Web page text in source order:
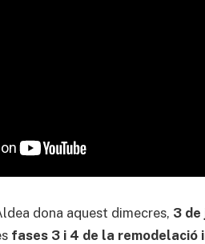
dona aquest dimecres, 3 de
fases 3 i 4 de la remodelació